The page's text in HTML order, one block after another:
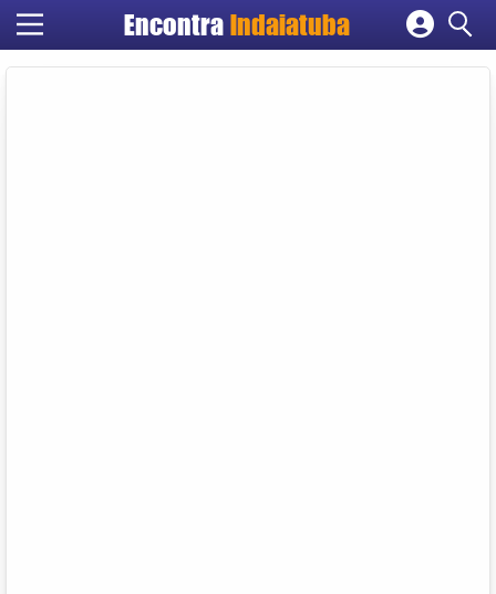
Encontra Indaiatuba
Cadastrar empresa